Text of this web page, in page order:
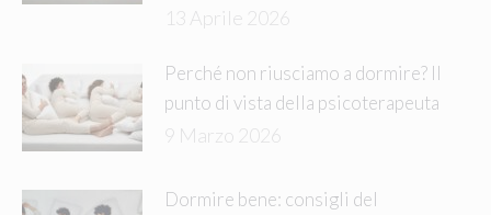
13 Aprile 2026
Perché non riusciamo a dormire? Il
punto di vista della psicoterapeuta
9 Marzo 2026
Dormire bene: consigli del